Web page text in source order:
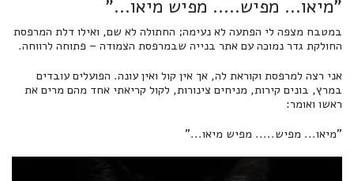
"מיאו... מפיש..... מפיש מיאו..."
במטבח מצפה לי הפתעה לא נעימה; החתולה לא שם, ואילו דלת המרפסת
החולקת גדר נמוכה עם אתר בנייה שבמרפסת הצמודה – פתוחה לרווחה.
אני רצה למרפסת וקוראת לה, אך אין קול ואין עונה. הפועלים עובדים
במרץ, בונים קירות, מניחים צינורות, לקול קריאתי אחד מהם מרים את
ראשו ואומר:
"מיאו... מפיש..... מפיש מיאו..."